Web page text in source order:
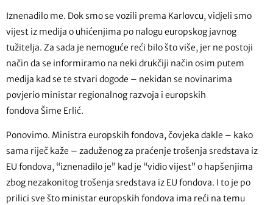
Iznenadilo me. Dok smo se vozili prema Karlovcu, vidjeli smo
vijest iz medija o uhićenjima po nalogu europskog javnog
tužitelja. Za sada je nemoguće reći bilo što više, jer ne postoji
način da se informiramo na neki drukčiji način osim putem
medija kad se te stvari dogode – nekidan se novinarima
povjerio ministar regionalnog razvoja i europskih
fondova Šime Erlić.
Ponovimo. Ministra europskih fondova, čovjeka dakle – kako
sama riječ kaže – zaduženog za praćenje trošenja sredstava iz
EU fondova, “iznenadilo je” kad je “vidio vijest” o hapšenjima
zbog nezakonitog trošenja sredstava iz EU fondova. I to je po
prilici sve što ministar europskih fondova ima reći na temu